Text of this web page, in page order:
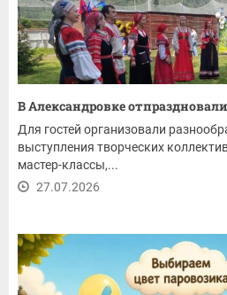
В Александровке
Для гостей организовали
выступления творческих
мастер-классы,...
27.07.2026